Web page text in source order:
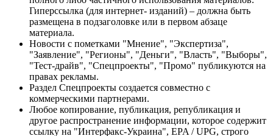
Гиперссылка (для интернет- изданий) – должна быть
размещена в подзаголовке или в первом абзаце
материала.
Новости с пометками "Мнение", "Экспертиза",
"Заявление", "Регионы", "Деньги", "Власть", "Выборы",
"Тест-драйв", "Спецпроекты", "Промо" публикуются на
правах рекламы.
Раздел Спецпроекты создается совместно с
коммерческими партнерами.
Любое копирование, публикация, републикация и
другое распространение информации, которое содержит
ссылку на "Интерфакс-Украина", EPA / UPG, строго